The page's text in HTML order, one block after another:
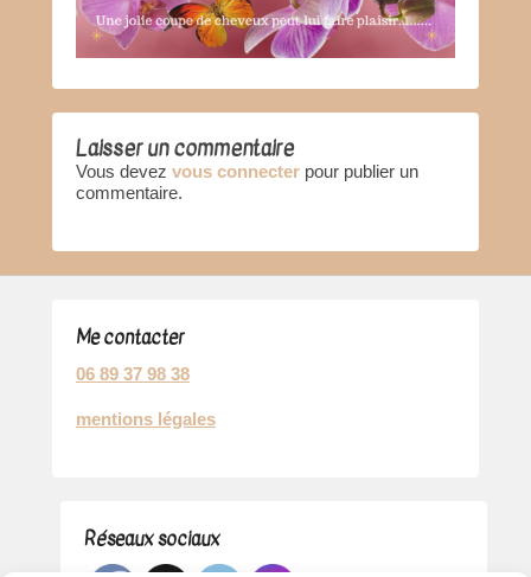
Laisser un commentaire
Vous devez vous connecter pour publier un
commentaire.
Me contacter
06 89 37 98 38
mentions légales
Réseaux sociaux